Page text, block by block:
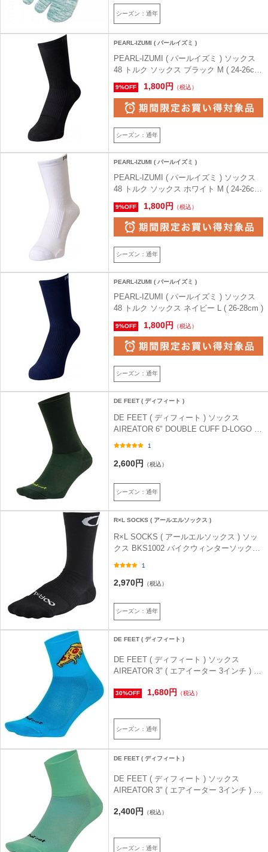
シーズン：通年
PEARL-IZUMI ( パールイズミ )
PEARL-IZUMI ( パールイズミ ) ソックス
48 トルク ソックス ブラック M ( 24-26cm
)
9%OFF 1,800円 （税込）
シーズン：通年
PEARL-IZUMI ( パールイズミ )
PEARL-IZUMI ( パールイズミ ) ソックス
48 トルク ソックス ホワイト M ( 24-26cm
)
9%OFF 1,800円 （税込）
シーズン：通年
PEARL-IZUMI ( パールイズミ )
PEARL-IZUMI ( パールイズミ ) ソックス
48 トルク ソックス ネイビー L ( 26-28cm )
9%OFF 1,800円 （税込）
シーズン：通年
DE FEET ( ディフィート )
DE FEET ( ディフィート ) ソックス
AIREATOR 6" DOUBLE CUFF D-LOGO (
エアイーター 6" ダブルカフ D-ロゴ ) フォ
1
2,600円 （税込）
シーズン：通年
R×L SOCKS ( アールエルソックス )
R×L SOCKS ( アールエルソックス ) ソッ
クス BKS1002 バイクウィンターソックス
1
2,970円 （税込）
シーズン：通年
DE FEET ( ディフィート )
DE FEET ( ディフィート ) ソックス
AIREATOR 3" ( エアイーター 3インチ ) ピ
30%OFF 1,680円 （税込）
シーズン：通年
DE FEET ( ディフィート )
DE FEET ( ディフィート ) ソックス
AIREATOR 3" ( エアイーター 3インチ ) デ
2,400円 （税込）
シーズン：通年